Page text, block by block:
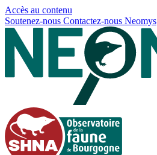
Accès au contenu
Soutenez-nous Contactez-nous Neomys
Panneau de gestion des cookies